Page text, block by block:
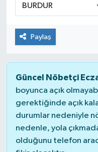
Paylaş
Güncel Nöbetçi
boyunca açık
gerektiğinde açık
durumlar nedeniyle
nedenle, yola
olduğunu telefon